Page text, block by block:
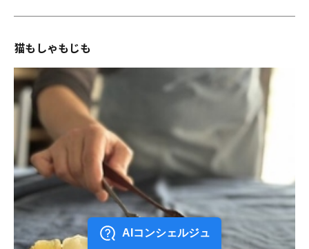
猫もしゃもじも